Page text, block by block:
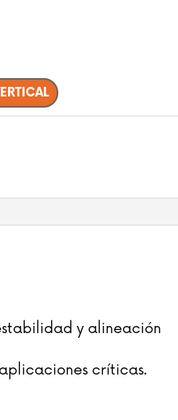
y alineación
críticas.